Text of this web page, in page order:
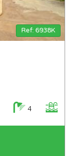
Ref: 6938K
4